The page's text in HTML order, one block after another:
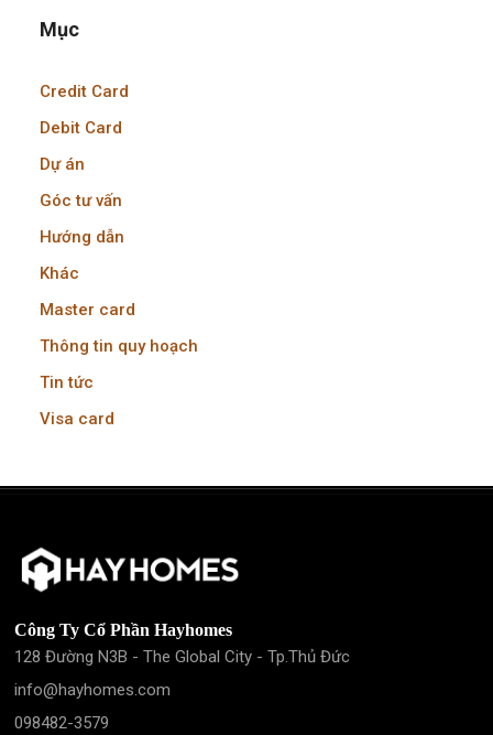
Mục
Credit Card
Debit Card
Dự án
Góc tư vấn
Hướng dẫn
Khác
Master card
Thông tin quy hoạch
Tin tức
Visa card
Công Ty Cổ Phần Hayhomes
128 Đường N3B - The Global City - Tp.Thủ Đức
info@hayhomes.com
098482-3579